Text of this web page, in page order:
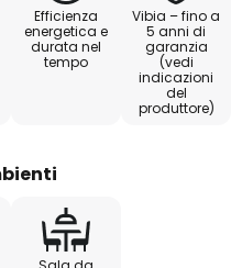
ancora una volta un
senza tempo e le
concetti abitativi e
Efficienza
energetica e
durata nel
tempo
Vibia – fino a
5 anni di
garanzia
(vedi
indicazioni
del
produttore)